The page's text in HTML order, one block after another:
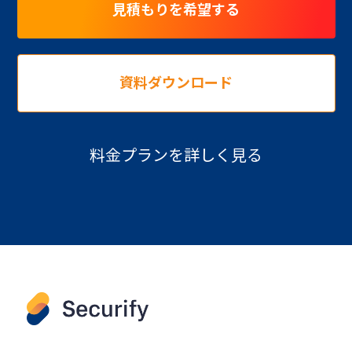
見積もりを希望する
資料ダウンロード
料金プランを詳しく見る